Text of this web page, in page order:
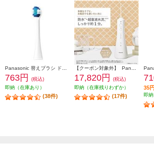
763円
(税込)
即納（在庫あり）
(38件)
17,820円
(税込)
即納（在庫残りわずか）
(17件)
35
即